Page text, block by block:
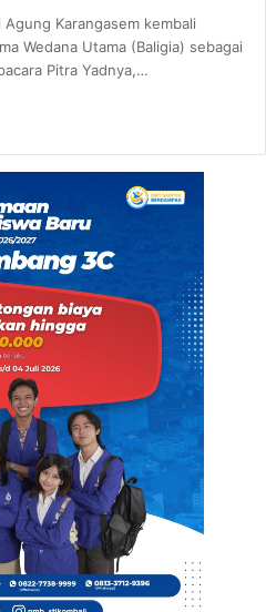
Karangasem kembali
Wedana Utama (Baligia) sebagai
Pitra Yadnya,…